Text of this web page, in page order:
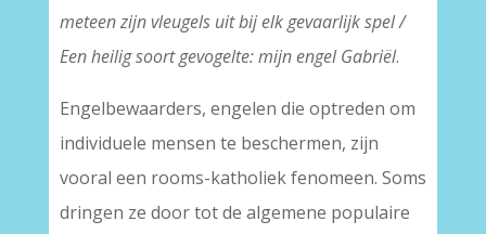
meteen zijn vleugels uit bij elk gevaarlijk spel /
Een heilig soort gevogelte: mijn engel Gabriël.
Engelbewaarders, engelen die optreden om
individuele mensen te beschermen, zijn
vooral een rooms-katholiek fenomeen. Soms
dringen ze door tot de algemene populaire